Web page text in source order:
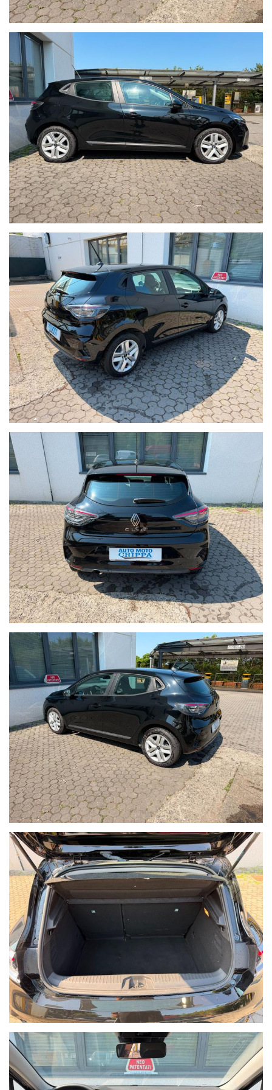
La nostra officina con salone è presente da oltre 30 anni nel
settore ed è attrezzata per poter effettuare i tagliandi su
tutte le auto (di qualsiasi marca) fin dal primo giorno di vita
senza perdere la garanzia legale e anche tagliandi post-
garanzia.
Le attività che siamo in grado di offrire sono: officina,
elettrauto, gommista, riparazione condizionatori e cambi
automatici, revisioni ministeriali, impianti a GPL e metano,
antifurti, autoradio e satellitari, carrozzeria auto, servizio
carro attrezzi , sostituzione, riparazione e custodia di
pneumatici invernali/estivi, officina certificata per poter
effettuare tagliandi su tutte le auto (di qualsiasi marca) fin
dal primo giorno di vita senza perdere la garanzia legale e
anche tagliandi post-garanzia con l’utilizzo di ricambi
originali e con strumenti di diagnosi sempre aggiornati.